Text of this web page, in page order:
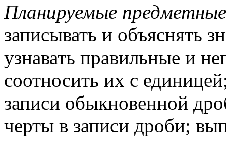
Планируемые
записывать и объяснять
узнавать правильные и
соотносить их с
записи обыкновенной
черты в записи дроби;